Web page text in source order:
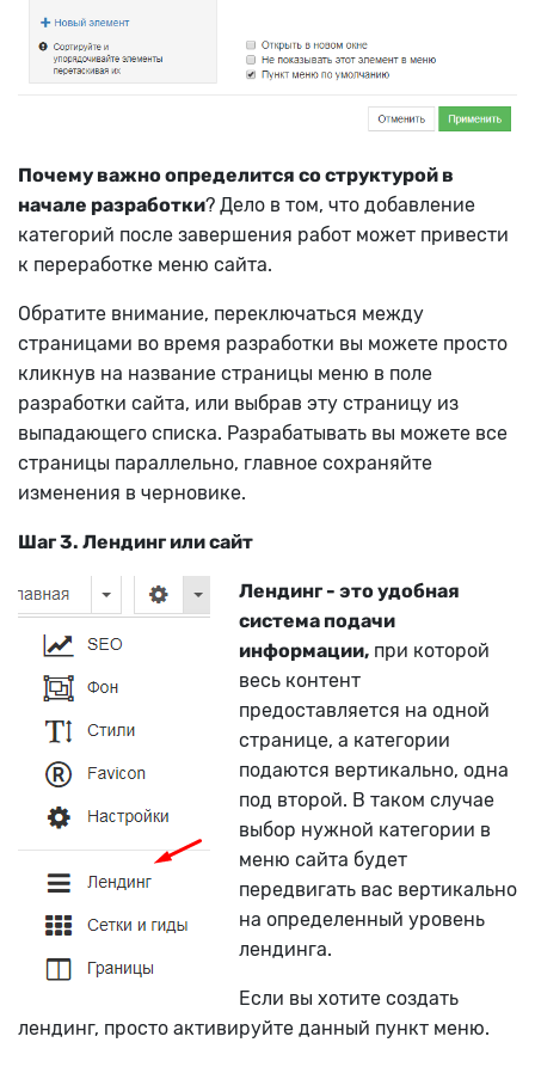
Почему важно определится со структурой в
начале разработки? Дело в том, что добавление
категорий после завершения работ может привести
к переработке меню сайта.
Обратите внимание, переключаться между
страницами во время разработки вы можете просто
кликнув на название страницы меню в поле
разработки сайта, или выбрав эту страницу из
выпадающего списка. Разрабатывать вы можете все
страницы параллельно, главное сохраняйте
изменения в черновике.
Шаг 3. Лендинг или сайт
Лендинг - это удобная
система подачи
информации, при которой
весь контент
предоставляется на одной
странице, а категории
подаются вертикально, одна
под второй. В таком случае
выбор нужной категории в
меню сайта будет
передвигать вас вертикально
на определенный уровень
лендинга.
Если вы хотите создать
лендинг, просто активируйте данный пункт меню.